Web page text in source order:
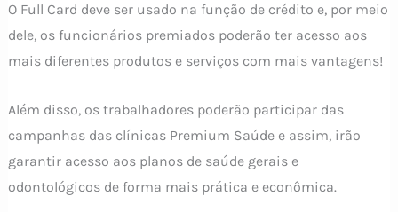
O Full Card deve ser usado na função de crédito e, por meio
dele, os funcionários premiados poderão ter acesso aos
mais diferentes produtos e serviços com mais vantagens!
Além disso, os trabalhadores poderão participar das
campanhas das clínicas Premium Saúde e assim, irão
garantir acesso aos planos de saúde gerais e
odontológicos de forma mais prática e econômica.